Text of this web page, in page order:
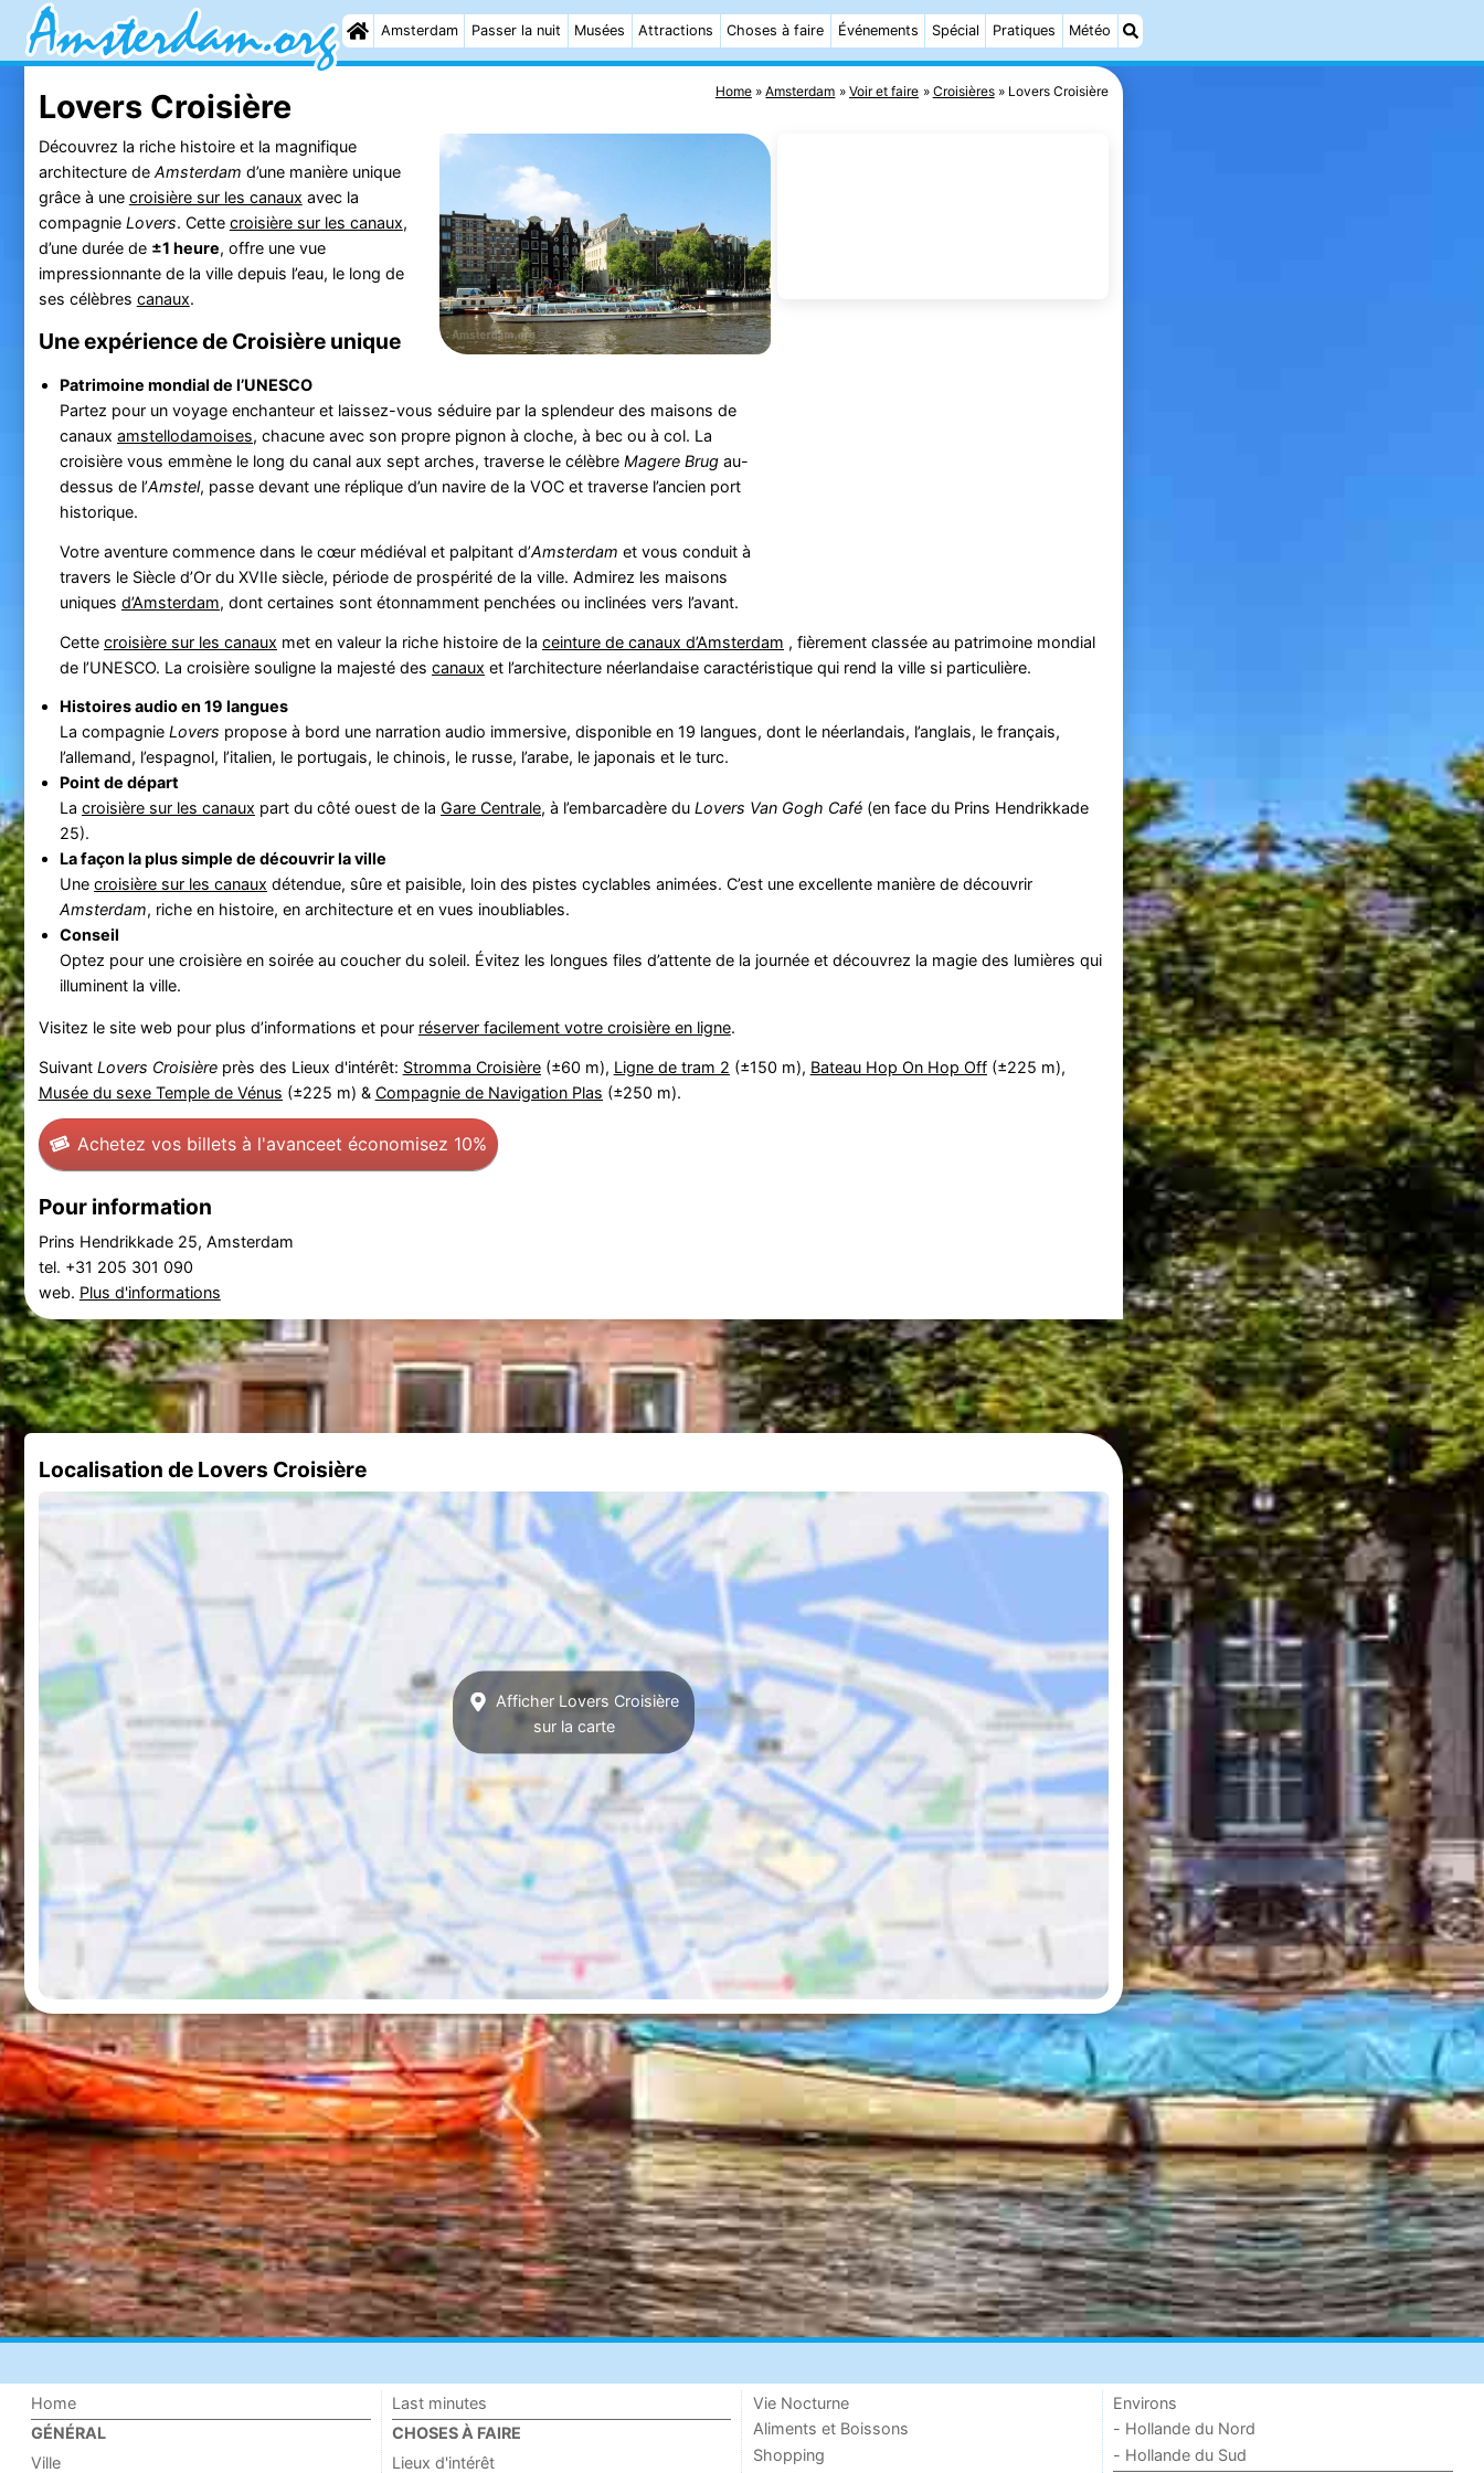
Amsterdam Passer la nuit Musées Attractions Choses à faire Événements Spécial Pratiques Météo
Home Amsterdam Voir et faire Croisières Lovers Croisière
Lovers Croisière
Découvrez la riche histoire et la magnifique
architecture de Amsterdam d’une manière unique
grâce à une croisière sur les canaux avec la
compagnie Lovers. Cette croisière sur les canaux,
d’une durée de ±1 heure, offre une vue
impressionnante de la ville depuis l’eau, le long de
ses célèbres canaux.
Une expérience de Croisière unique
Patrimoine mondial de l’UNESCO
Partez pour un voyage enchanteur et laissez-vous séduire par la splendeur des maisons de
canaux amstellodamoises, chacune avec son propre pignon à cloche, à bec ou à col. La
croisière vous emmène le long du canal aux sept arches, traverse le célèbre Magere Brugau-
dessus de l’Amstel, passe devant une réplique d’un navire de la VOC et traverse l’ancien port
historique.
Votre aventure commence dans le cœur médiéval et palpitant d’Amsterdam et vous conduit à
travers le Siècle d’Or du XVIIe siècle, période de prospérité de la ville. Admirez les maisons
uniques d’Amsterdam, dont certaines sont étonnamment penchées ou inclinées vers l’avant.
Cette croisière sur les canaux met en valeur la riche histoire de la ceinture de canaux d’Amsterdam , fièrement classée au patrimoine mondial
de l’UNESCO. La croisière souligne la majesté des canaux et l’architecture néerlandaise caractéristique qui rend la ville si particulière.
Histoires audio en 19 langues
La compagnie Lovers propose à bord une narration audio immersive, disponible en 19 langues, dont le néerlandais, l’anglais, le français,
l’allemand, l’espagnol, l’italien, le portugais, le chinois, le russe, l’arabe, le japonais et le turc.
Point de départ
La croisière sur les canaux part du côté ouest de la Gare Centrale, à l’embarcadère du Lovers Van Gogh Café(en face du Prins Hendrikkade
25).
La façon la plus simple de découvrir la ville
Une croisière sur les canaux détendue, sûre et paisible, loin des pistes cyclables animées. C’est une excellente manière de découvrir
Amsterdam, riche en histoire, en architecture et en vues inoubliables.
Conseil
Optez pour une croisière en soirée au coucher du soleil. Évitez les longues files d’attente de la journée et découvrez la magie des lumières qui
illuminent la ville.
Visitez le site web pour plus d’informations et pour réserver facilement votre croisière en ligne.
Suivant Lovers Croisièreprès des Lieux d'intérêt: Stromma Croisière(±60 m), Ligne de tram 2 (±150 m), Bateau Hop On Hop Off(±225 m),
Musée du sexe Temple de Vénus (±225 m) & Compagnie de Navigation Plas (±250 m).
Achetez vos billets à l'avanceet économisez 10%
Pour information
Prins Hendrikkade 25, Amsterdam
tel. +31 205 301 090
web. Plus d'informations
Localisation de Lovers Croisière
Afficher Lovers Croisière
sur la carte
Home
GÉNÉRAL
Ville
Last minutes
CHOSES À FAIRE
Lieux d'intérêt
Vie Nocturne
Aliments et Boissons
Shopping
Environs
- Hollande du Nord
- Hollande du Sud